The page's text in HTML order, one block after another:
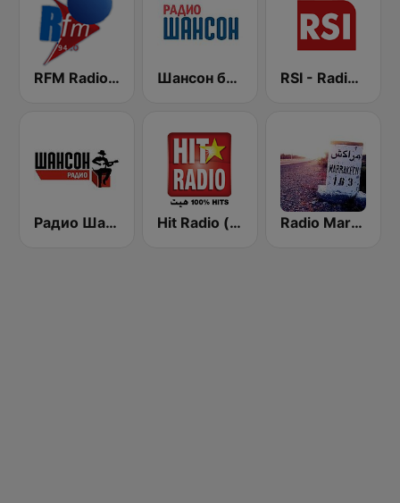
RFM Radio Futurs Medias 94.0 FM Шансон без цензуры (Shanson bez cenzury) RSI - Radio Sénégal Internationale
Радио Шансон (Chanson) Hit Radio (هيت راديو) Radio Marrakech